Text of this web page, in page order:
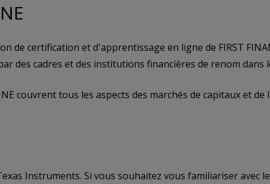
de certification et d'apprentissage en ligne de FIRST
des cadres et des institutions financières de renom dans
couvrent tous les aspects des marchés de capitaux et
Instruments. Si vous souhaitez vous familiariser